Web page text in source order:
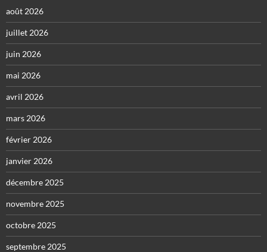
août 2026
juillet 2026
juin 2026
mai 2026
avril 2026
mars 2026
février 2026
janvier 2026
décembre 2025
novembre 2025
octobre 2025
septembre 2025